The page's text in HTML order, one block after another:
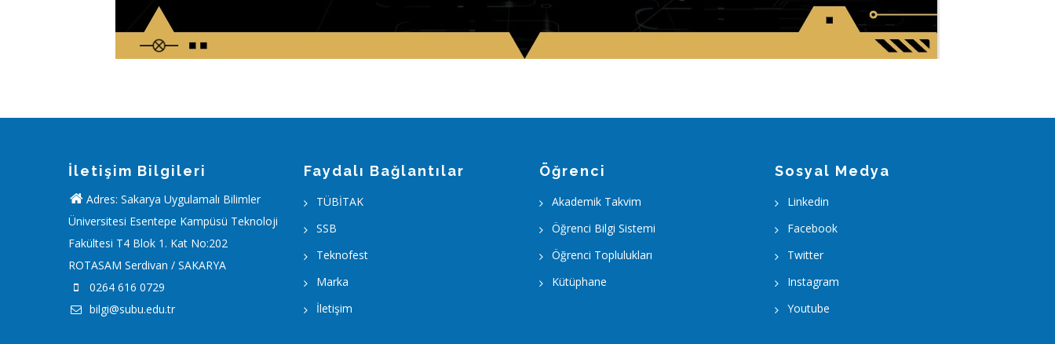
İletişim Bilgileri
Adres: Sakarya Uygulamalı Bilimler
Üniversitesi Esentepe Kampüsü Teknoloji
Fakültesi T4 Blok 1. Kat No:202
ROTASAM Serdivan / SAKARYA
0264 616 0729
bilgi@subu.edu.tr
Faydalı Bağlantılar
TÜBİTAK
SSB
Teknofest
Marka
İletişim
Öğrenci
Akademik Takvim
Öğrenci Bilgi Sistemi
Öğrenci Toplulukları
Kütüphane
Sosyal Medya
Linkedin
Facebook
Twitter
Instagram
Youtube